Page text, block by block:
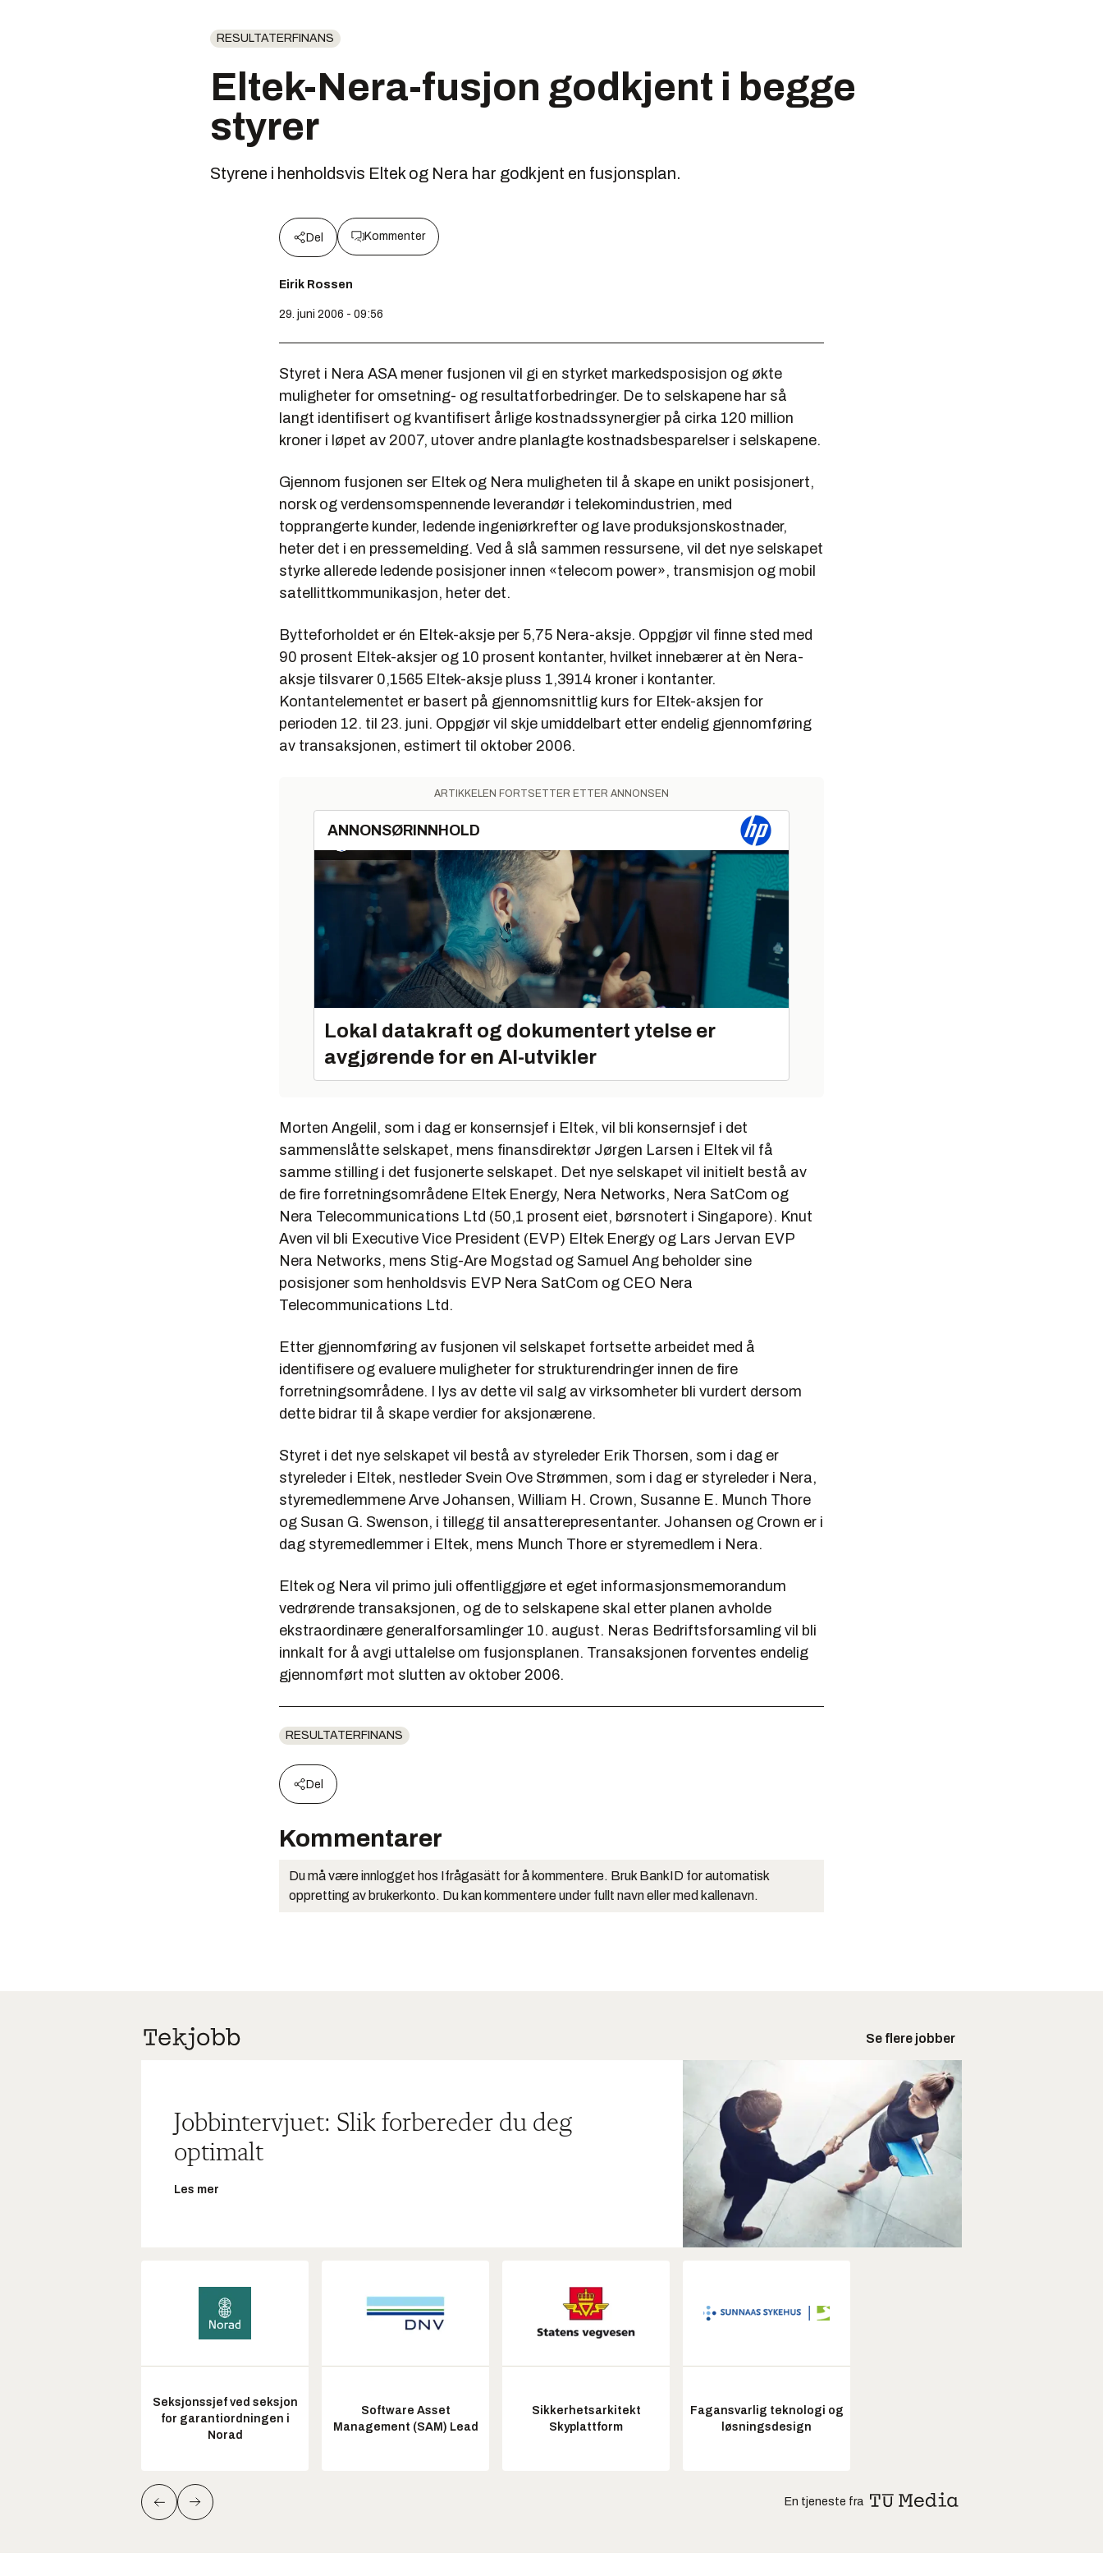
RESULTATERFINANS
Eltek-Nera-fusjon godkjent i begge
styrer
Styrene i henholdsvis Eltek og Nera har godkjent en fusjonsplan.
Del Kommenter
Eirik Rossen
29. juni 2006 - 09:56
Styret i Nera ASA mener fusjonen vil gi en styrket markedsposisjon og økte
muligheter for omsetning- og resultatforbedringer. De to selskapene har så
langt identifisert og kvantifisert årlige kostnadssynergier på cirka 120 million
kroner i løpet av 2007, utover andre planlagte kostnadsbesparelser i selskapene.
Gjennom fusjonen ser Eltek og Nera muligheten til å skape en unikt posisjonert,
norsk og verdensomspennende leverandør i telekomindustrien, med
topprangerte kunder, ledende ingeniørkrefter og lave produksjonskostnader,
heter det i en pressemelding. Ved å slå sammen ressursene, vil det nye selskapet
styrke allerede ledende posisjoner innen «telecom power», transmisjon og mobil
satellittkommunikasjon, heter det.
Bytteforholdet er én Eltek-aksje per 5,75 Nera-aksje. Oppgjør vil finne sted med
90 prosent Eltek-aksjer og 10 prosent kontanter, hvilket innebærer at èn Nera-
aksje tilsvarer 0,1565 Eltek-aksje pluss 1,3914 kroner i kontanter.
Kontantelementet er basert på gjennomsnittlig kurs for Eltek-aksjen for
perioden 12. til 23. juni. Oppgjør vil skje umiddelbart etter endelig gjennomføring
av transaksjonen, estimert til oktober 2006.
ARTIKKELEN FORTSETTER ETTER ANNONSEN
ANNONSØRINNHOLD
Lokal datakraft og dokumentert ytelse er
avgjørende for en AI-utvikler
Morten Angelil, som i dag er konsernsjef i Eltek, vil bli konsernsjef i det
sammenslåtte selskapet, mens finansdirektør Jørgen Larsen i Eltek vil få
samme stilling i det fusjonerte selskapet. Det nye selskapet vil initielt bestå av
de fire forretningsområdene Eltek Energy, Nera Networks, Nera SatCom og
Nera Telecommunications Ltd (50,1 prosent eiet, børsnotert i Singapore). Knut
Aven vil bli Executive Vice President (EVP) Eltek Energy og Lars Jervan EVP
Nera Networks, mens Stig-Are Mogstad og Samuel Ang beholder sine
posisjoner som henholdsvis EVP Nera SatCom og CEO Nera
Telecommunications Ltd.
Etter gjennomføring av fusjonen vil selskapet fortsette arbeidet med å
identifisere og evaluere muligheter for strukturendringer innen de fire
forretningsområdene. I lys av dette vil salg av virksomheter bli vurdert dersom
dette bidrar til å skape verdier for aksjonærene.
Styret i det nye selskapet vil bestå av styreleder Erik Thorsen, som i dag er
styreleder i Eltek, nestleder Svein Ove Strømmen, som i dag er styreleder i Nera,
styremedlemmene Arve Johansen, William H. Crown, Susanne E. Munch Thore
og Susan G. Swenson, i tillegg til ansatterepresentanter. Johansen og Crown er i
dag styremedlemmer i Eltek, mens Munch Thore er styremedlem i Nera.
Eltek og Nera vil primo juli offentliggjøre et eget informasjonsmemorandum
vedrørende transaksjonen, og de to selskapene skal etter planen avholde
ekstraordinære generalforsamlinger 10. august. Neras Bedriftsforsamling vil bli
innkalt for å avgi uttalelse om fusjonsplanen. Transaksjonen forventes endelig
gjennomført mot slutten av oktober 2006.
RESULTATERFINANS
Del
Kommentarer
Du må være innlogget hos Ifrågasätt for å kommentere. Bruk BankID for automatisk
oppretting av brukerkonto. Du kan kommentere under fullt navn eller med kallenavn.
Se flere jobber
Jobbintervjuet: Slik forbereder du deg
optimalt
Les mer
Seksjonssjef ved seksjon
for garantiordningen i
Norad
Software Asset
Management (SAM) Lead
Sikkerhetsarkitekt
Skyplattform
Fagansvarlig teknologi og
løsningsdesign
En tjeneste fra